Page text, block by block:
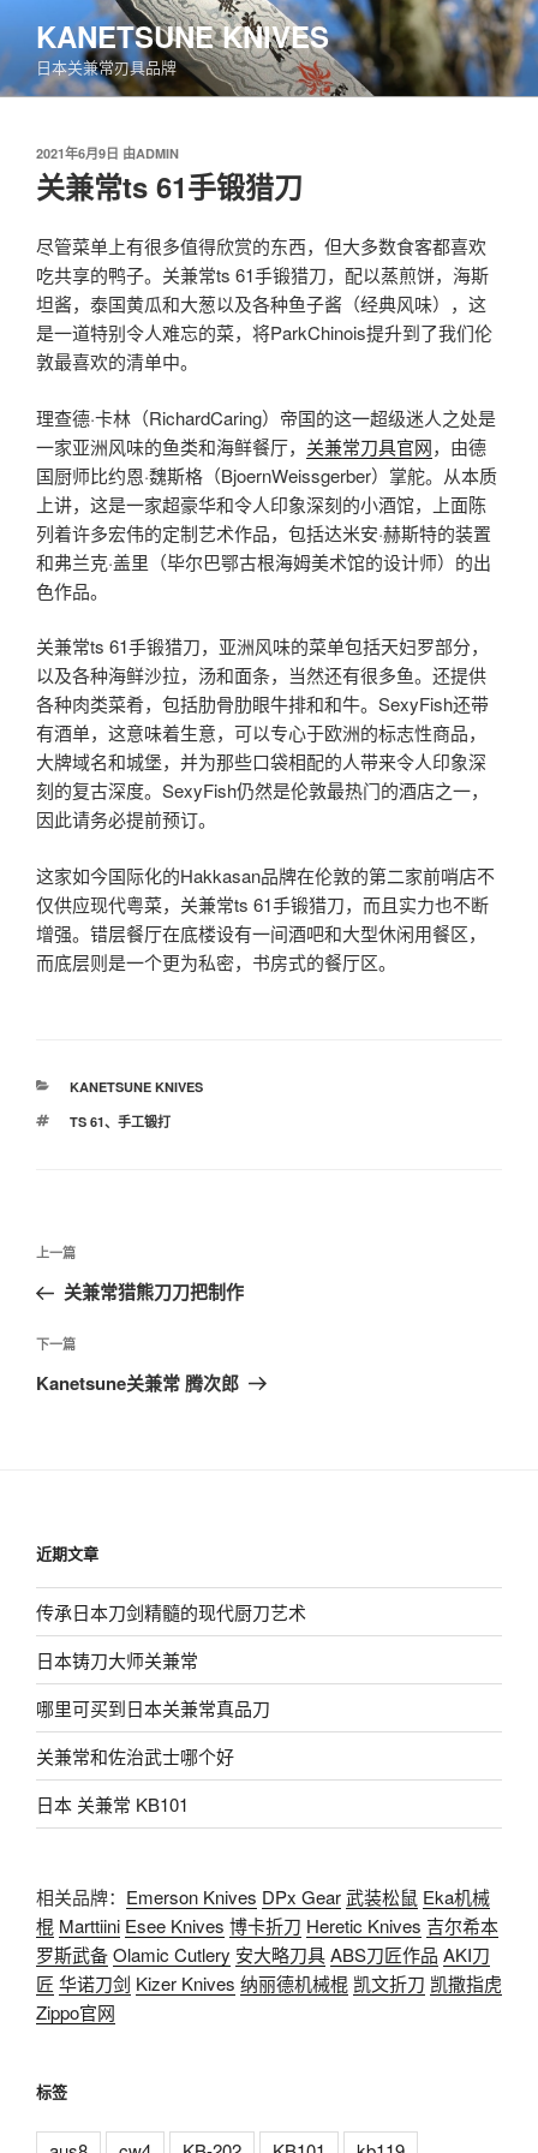
内
容
KANETSUNE KNIVES
日本关兼常刃具品牌
发
布
于
2021年6月9日 由ADMIN
关兼常ts 61手锻猎刀
尽管菜单上有很多值得欣赏的东西，但大多数食客都喜欢
吃共享的鸭子。关兼常ts 61手锻猎刀，配以蒸煎饼，海斯
坦酱，泰国黄瓜和大葱以及各种鱼子酱（经典风味），这
是一道特别令人难忘的菜，将ParkChinois提升到了我们伦
敦最喜欢的清单中。
理查德·卡林（RichardCaring）帝国的这一超级迷人之处是
一家亚洲风味的鱼类和海鲜餐厅， 关兼常刀具官网，由德
国厨师比约恩·魏斯格（BjoernWeissgerber）掌舵。从本质
上讲，这是一家超豪华和令人印象深刻的小酒馆，上面陈
列着许多宏伟的定制艺术作品，包括达米安·赫斯特的装置
和弗兰克·盖里（毕尔巴鄂古根海姆美术馆的设计师）的出
色作品。
关兼常ts 61手锻猎刀，亚洲风味的菜单包括天妇罗部分，
以及各种海鲜沙拉，汤和面条，当然还有很多鱼。还提供
各种肉类菜肴，包括肋骨肋眼牛排和和牛。SexyFish还带
有酒单，这意味着生意，可以专心于欧洲的标志性商品，
大牌域名和城堡，并为那些口袋相配的人带来令人印象深
刻的复古深度。SexyFish仍然是伦敦最热门的酒店之一，
因此请务必提前预订。
这家如今国际化的Hakkasan品牌在伦敦的第二家前哨店不
仅供应现代粤菜，关兼常ts 61手锻猎刀，而且实力也不断
增强。错层餐厅在底楼设有一间酒吧和大型休闲用餐区，
而底层则是一个更为私密，书房式的餐厅区。
分
KANETSUNE KNIVES
标
TS 61、 手工锻打
文
导
航
上
一
文
章
上一篇
关兼常猎熊刀刀把制作
下
一
下一篇
Kanetsune关兼常 腾次郎
近期文章
传承日本刀剑精髓的现代厨刀艺术
日本铸刀大师关兼常
哪里可买到日本关兼常真品刀
关兼常和佐治武士哪个好
日本 关兼常 KB101
相关品牌： Emerson Knives DPx Gear武装松鼠 Eka机械
棍 Marttiini Esee Knives 博卡折刀 Heretic Knives 吉尔希本
罗斯武备Olamic Cutlery 安大略刀具ABS刀匠作品 AKI刀
匠 华诺刀剑 Kizer Knives 纳丽德机械棍 凯文折刀 凯撒指虎
Zippo官网
标签